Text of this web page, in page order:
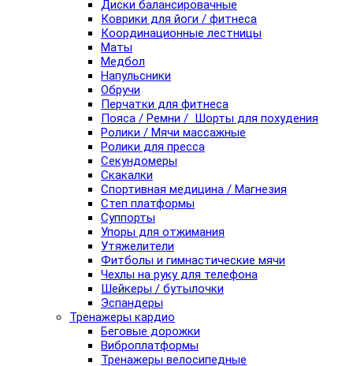
Диски балансировачные
Коврики для йоги / фитнеса
Координационные лестницы
Маты
Медбол
Напульсники
Обручи
Перчатки для фитнеса
Пояса / Ремни / Шорты для похудения
Ролики / Мячи массажные
Ролики для пресса
Секундомеры
Скакалки
Спортивная медицина / Магнезия
Степ платформы
Суппорты
Упоры для отжимания
Утяжелители
Фитболы и гимнастические мячи
Чехлы на руку для телефона
Шейкеры / бутылочки
Эспандеры
Тренажеры кардио
Беговые дорожки
Виброплатформы
Тренажеры велосипедные